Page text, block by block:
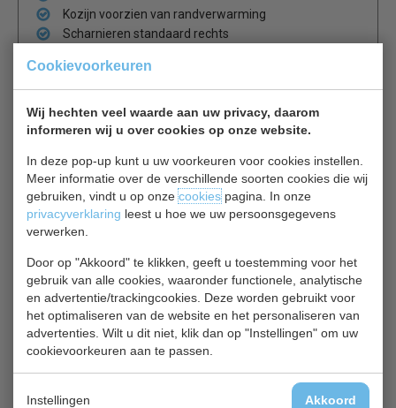
Cookievoorkeuren
Wij hechten veel waarde aan uw privacy, daarom
informeren wij u over cookies op onze website.
In deze pop-up kunt u uw voorkeuren voor cookies instellen.
Meer informatie over de verschillende soorten cookies die wij
gebruiken, vindt u op onzecookiespagina. In onze
privacyverklaring leest u hoe we uw persoonsgegevens
verwerken.
Door op "Akkoord" te klikken, geeft u toestemming voor het
gebruik van alle cookies, waaronder functionele, analytische
en advertentie/trackingcookies. Deze worden gebruikt voor
het optimaliseren van de website en het personaliseren van
advertenties. Wilt u dit niet, klik dan op "Instellingen" om uw
cookievoorkeuren aan te passen.
Instellingen Akkoord
Kozijn voorzien van randverwarming
Scharnieren standaard rechts
Combisteel monoblok koelunits zijn compleet voor
gemonteerd voor een snelle montage in koelcellen. Ze
bestaan uit een compressor, condensor, regelpaneel en
een verdamper-deel aan de binnenunit. De panelen van
de buitenunit zijn simpel te verwijderen t.b.v het
onderhoud. Automatische elektrische ontdooiing zorgt
Temperatuur 0 ºC / +5 ºC
Digitale regeling en temperatuur uitlezing
Verlichting en deur schakelaar.
Automatische elektrische ontdooiing
Koudemiddel R452a
Let op, foto motor kan afwijken